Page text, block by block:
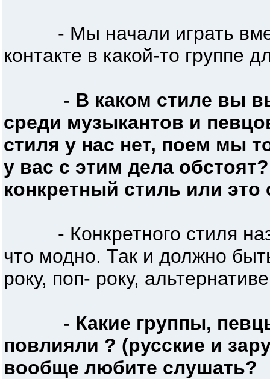
- Мы начали играть
контакте в какой-то группе
- В каком стиле вы
среди музыкантов и
стиля у нас нет, поем мы
у вас с этим дела
конкретный стиль или это
- Конкретного стиля
что модно. Так и должно
року, поп- року,
- Какие группы,
повлияли ? (русские и
вообще любите слушать?